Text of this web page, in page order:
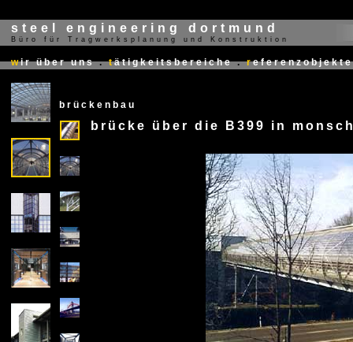
steel engineering dortmund
Büro für Tragwerksplanung und Konstruktion
wir über uns . tätigkeitsbereiche . referenzobjekte
brückenbau
X
brücke über die B399 in